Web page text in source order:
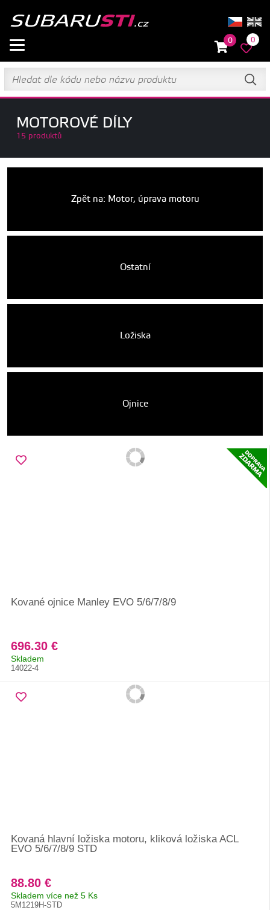
0 0
MOTOROVÉ DÍLY
15 produktů
Zpět na: Motor, úprava motoru
Ostatní
Ložiska
Ojnice
Kované ojnice Manley EVO 5/6/7/8/9
696.30 €
Skladem
14022-4
Kovaná hlavní ložiska motoru, kliková ložiska ACL
EVO 5/6/7/8/9 STD
88.80 €
Skladem více než 5 Ks
5M1219H-STD